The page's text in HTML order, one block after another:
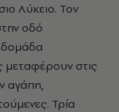
Λύκειο. Τον
οδό
στις
αγάπη,
Τρία